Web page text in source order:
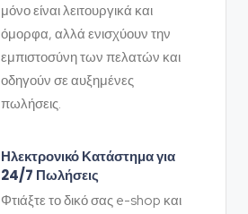
μόνο είναι λειτουργικά και
όμορφα, αλλά ενισχύουν την
εμπιστοσύνη των πελατών και
οδηγούν σε αυξημένες
πωλήσεις.
Ηλεκτρονικό Κατάστημα για
24/7 Πωλήσεις
Φτιάξτε το δικό σας e-shop και